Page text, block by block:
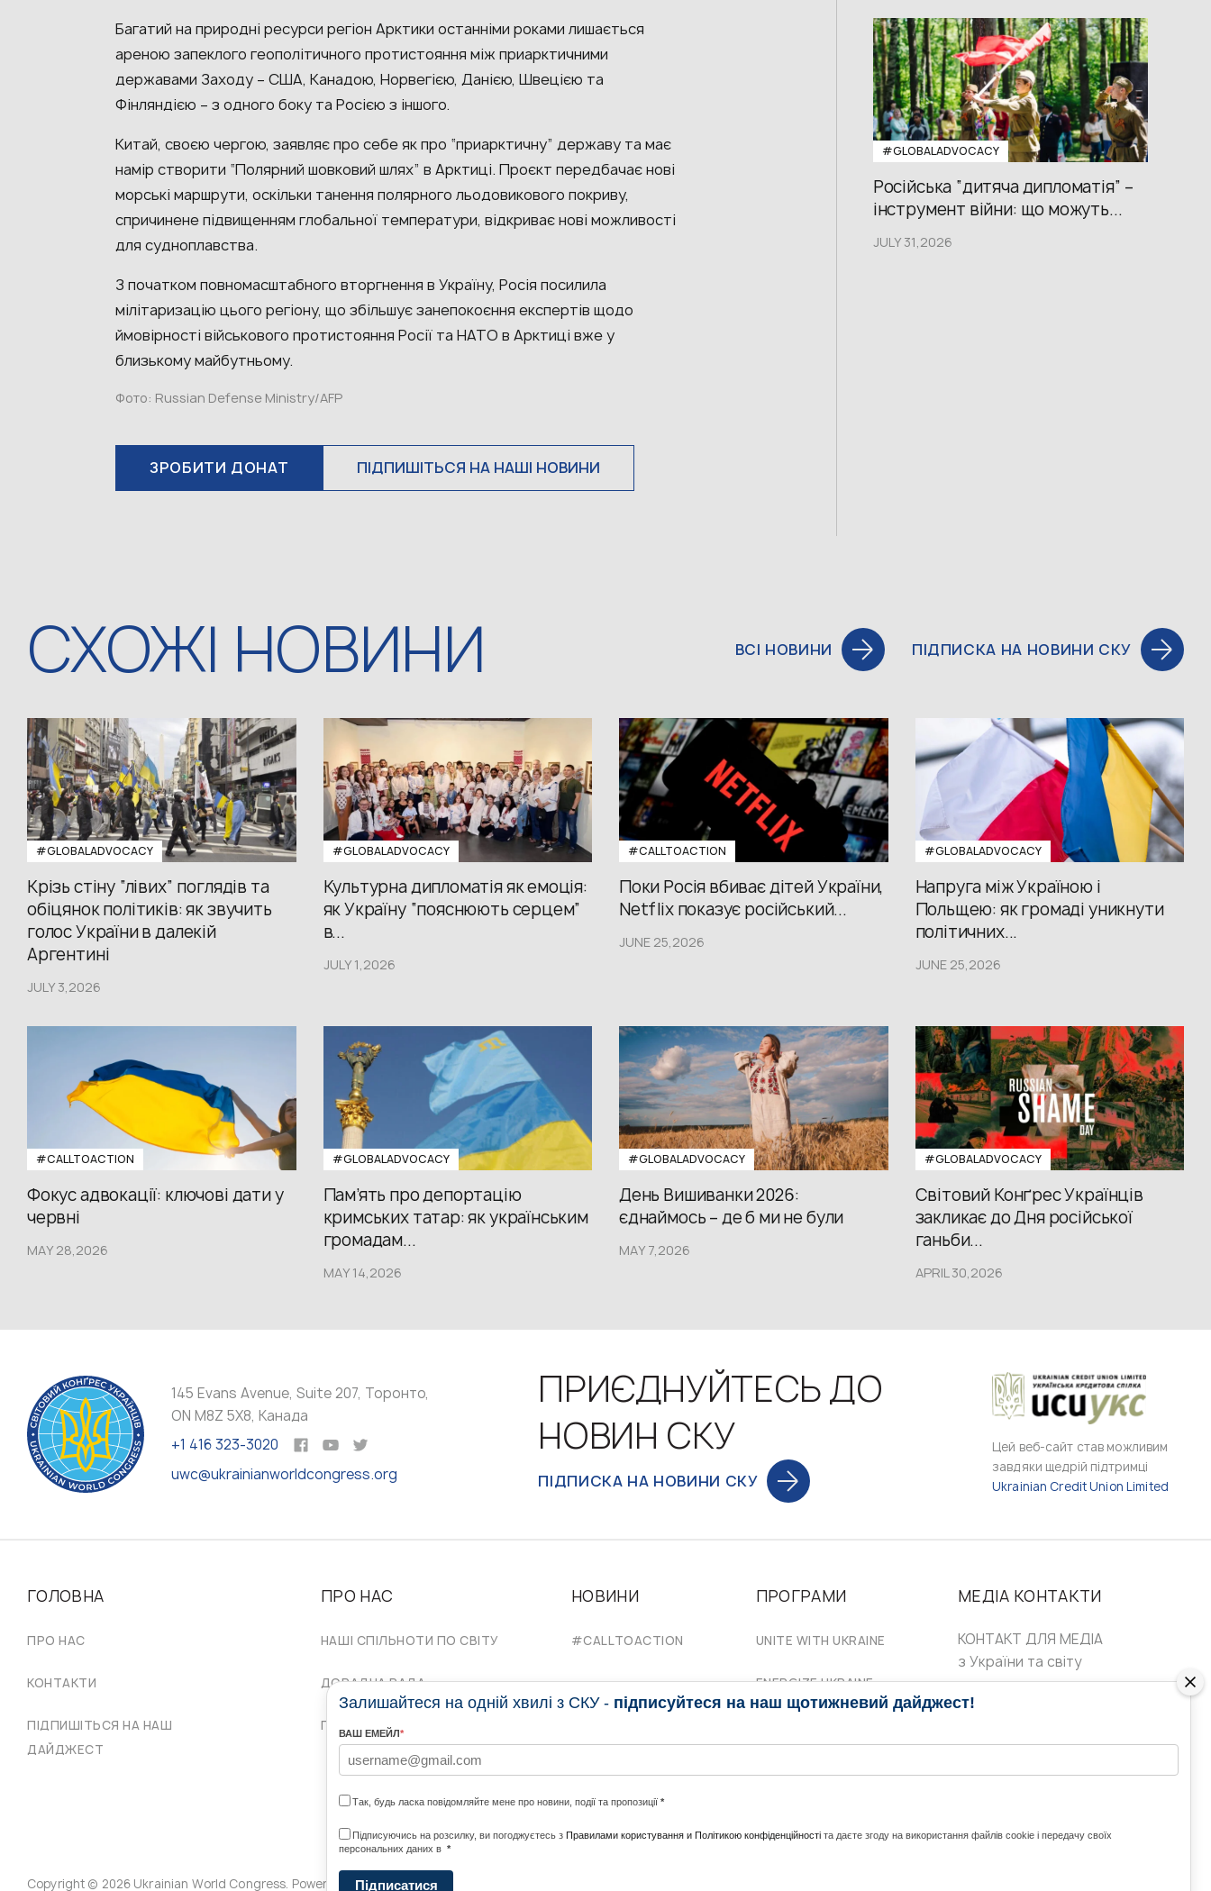
Багатий на природні ресурси регіон Арктики останніми роками лишається
ареною запеклого геополітичного протистояння між приарктичними
державами Заходу – США, Канадою, Норвегією, Данією, Швецією та
Фінляндією – з одного боку та Росією з іншого.
Китай, своєю чергою, заявляє про себе як про “приарктичну” державу та має
намір створити “Полярний шовковий шлях” в Арктиці. Проєкт передбачає нові
морські маршрути, оскільки танення полярного льодовикового покриву,
спричинене підвищенням глобальної температури, відкриває нові можливості
для судноплавства.
З початком повномасштабного вторгнення в Україну, Росія посилила
мілітаризацію цього регіону, що збільшує занепокоєння експертів щодо
ймовірності військового протистояння Росії та НАТО в Арктиці вже у
близькому майбутньому.
Фото: Russian Defense Ministry/AFP
ЗРОБИТИ ДОНАТ ПІДПИШІТЬСЯ НА НАШІ НОВИНИ
#GLOBALADVOCACY
Російська “дитяча дипломатія” –
інструмент війни: що можуть...
JULY 31,2026
СХОЖІ НОВИНИ ВСІ НОВИНИ ПІДПИСКА НА НОВИНИ СКУ
#GLOBALADVOCACY
Крізь стіну “лівих” поглядів та
обіцянок політиків: як звучить
голос України в далекій
Аргентині
JULY 3,2026
#GLOBALADVOCACY
Культурна дипломатія як емоція:
як Україну “пояснюють серцем”
в...
JULY 1,2026
#CALLTOACTION
Поки Росія вбиває дітей України,
Netflix показує російський...
JUNE 25,2026
#GLOBALADVOCACY
Напруга між Україною і
Польщею: як громаді уникнути
політичних...
JUNE 25,2026
#CALLTOACTION
Фокус адвокації: ключові дати у
червні
MAY 28,2026
#GLOBALADVOCACY
Пам’ять про депортацію
кримських татар: як українським
громадам...
MAY 14,2026
#GLOBALADVOCACY
День Вишиванки 2026:
єднаймось – де б ми не були
MAY 7,2026
#GLOBALADVOCACY
Світовий Конґрес Українців
закликає до Дня російської
ганьби...
APRIL 30,2026
145 Evans Avenue, Suite 207, Торонто,
ON M8Z 5X8, Канада
+1 416 323-3020
uwc@ukrainianworldcongress.org
ПРИЄДНУЙТЕСЬ ДО
НОВИН СКУ
ПІДПИСКА НА НОВИНИ СКУ
Цей веб-сайт став можливим
завдяки щедрій підтримці
Ukrainian Credit Union Limited
ГОЛОВНА
ПРО НАС
КОНТАКТИ
ПІДПИШІТЬСЯ НА НАШ
ДАЙДЖЕСТ
ПРО НАС
НАШІ СПІЛЬНОТИ ПО СВІТУ
ДОРАДЧА РАДА
ПРОВІД СКУ
НОВИНИ
#CALLTOACTION
ПРОГРАМИ
UNITE WITH UKRAINE
ENERGIZE UKRAINE
МЕДІА КОНТАКТИ
КОНТАКТ ДЛЯ МЕДІА
з України та світу
Ольга Доманська
WhatsApp:
Copyright © 2026 Ukrainian World Congress. Powered byDForceПолітика конфеденційності
Залишайтеся на одній хвилі з СКУ - підписуйтеся на наш щотижневий дайджест!
ВАШ ЕМЕЙЛ*
Так, будь ласка повідомляйте мене про новини, події та пропозиції *
Підписуючись на розсилку, ви погоджуєтесь з Правилами користування и Політикою конфіденційності та даєте згоду на використання файлів cookie і передачу своїх
персональних даних в *
Підписатися